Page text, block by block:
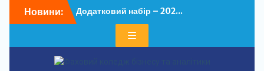
доНовини:
Додатковий набір – 202...
У ФКБА НАСОА